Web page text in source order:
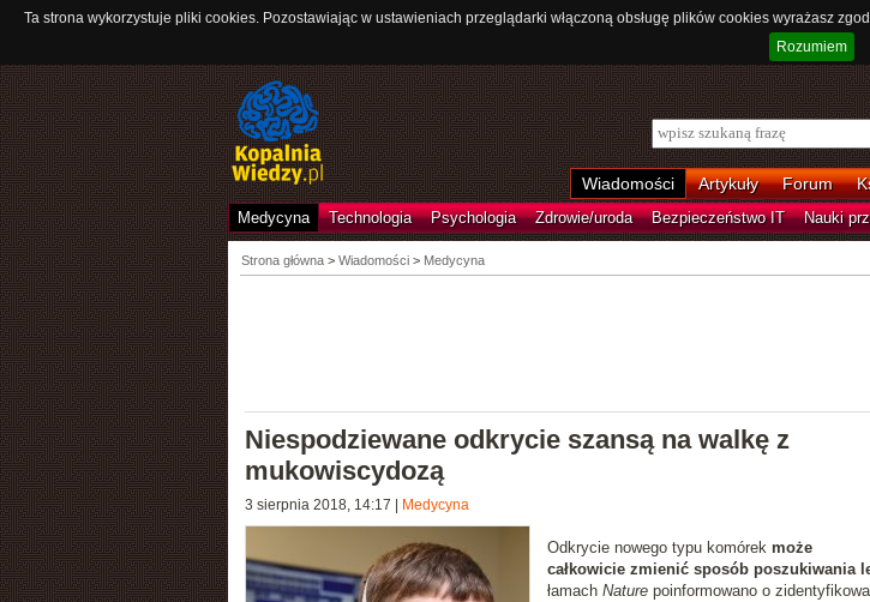
Ta strona wykorzystuje pliki cookies. Pozostawiając w ustawieniach przeglądarki włączoną obsługę plików cookies wyrażasz
Rozumiem
Wiadomości Artykuły Forum
Medycyna Technologia Psychologia Zdrowie/uroda Bezpieczeństwo IT Nauki
Strona główna> Wiadomości > Medycyna
Niespodziewane odkrycie szansą na walkę z
mukowiscydozą
3 sierpnia 2018, 14:17 Medycyna
Odkrycie nowego typu komórek może
całkowicie zmienić sposób poszukiwania
łamach Naturepoinformowano o